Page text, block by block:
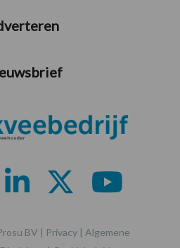
BV | Privacy | Algemene